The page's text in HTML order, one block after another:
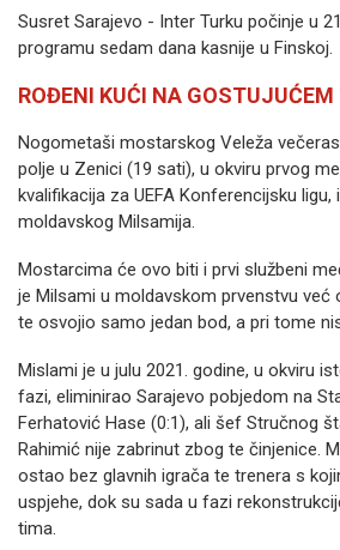
Susret Sarajevo - Inter Turku počinje u
programu sedam dana kasnije u Finskoj.
ROĐENI KUĆI NA GOSTUJUĆEM
Nogometaši mostarskog Veleža
polje u Zenici (19 sati), u okviru prvog
kvalifikacija za UEFA Konferencijsku
moldavskog Milsamija.
Mostarcima će ovo biti i prvi službeni
je Milsami u moldavskom prvenstvu već
te osvojio samo jedan bod, a pri tome
Mislami je u julu 2021. godine, u okviru
fazi, eliminirao Sarajevo pobjedom na
Ferhatović Hase (0:1), ali šef Stručnog
Rahimić nije zabrinut zbog te činjenice.
ostao bez glavnih igrača te trenera s
uspjehe, dok su sada u fazi
tima.